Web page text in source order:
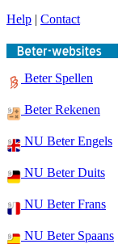
Help | Contact
Beter Spellen
Beter Rekenen
NU Beter Engels
NU Beter Duits
NU Beter Frans
NU Beter Spaans